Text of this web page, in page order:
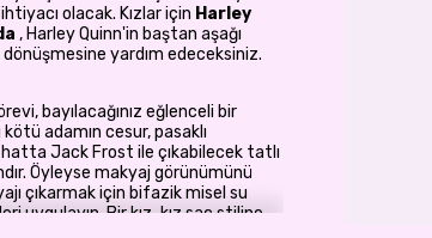
olacak. Kızlar için Harley
, Harley Quinn'in baştan aşağı
yardım edeceksiniz.
bayılacağınız eğlenceli bir
adamın cesur, pasaklı
hatta Jack Frost ile çıkabilecek tatlı
Öyleyse makyaj görünümünü
çıkarmak için bifazik misel su
uygulayın. Bir kız-kız saç stiline